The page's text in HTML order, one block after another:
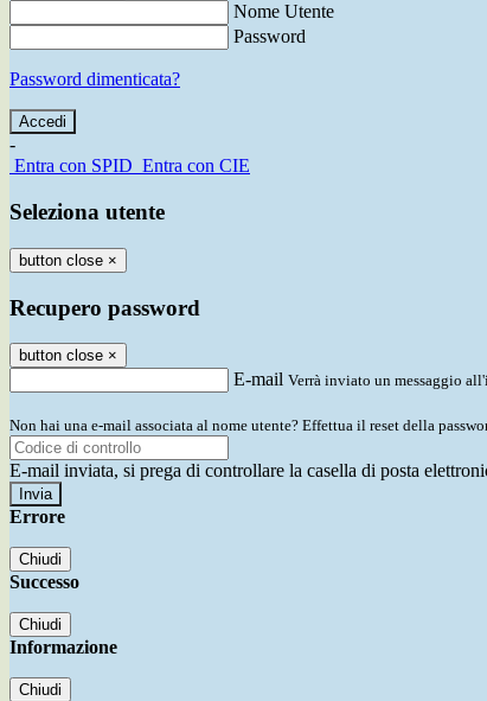
Nome Utente
Password
Password dimenticata?
-
Entra con SPID Entra con CIE
Seleziona utente
button close ×
Recupero password
button close ×
E-mail Verrà inviato un messaggio
Non hai una e-mail associata al nome utente? Effettua il reset della
E-mail inviata, si prega di controllare la casella di posta
Errore
Chiudi
Successo
Chiudi
Informazione
Chiudi